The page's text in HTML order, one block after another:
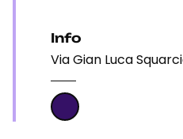
Info
Via Gian Luca